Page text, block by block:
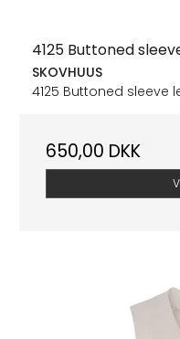
4125 Buttoned
SKOVHUUS
4125 Buttoned sleeve
650,00 DKK